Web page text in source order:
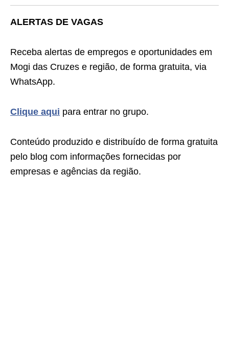
ALERTAS DE VAGAS
Receba alertas de empregos e oportunidades em
Mogi das Cruzes e região, de forma gratuita, via
WhatsApp.
Clique aqui para entrar no grupo.
Conteúdo produzido e distribuído de forma gratuita
pelo blog com informações fornecidas por
empresas e agências da região.